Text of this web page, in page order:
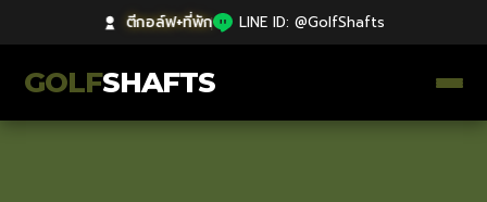
ตีกอล์ฟ+ที่พัก| LINE ID: @GolfShafts
GOLFSHAFTS